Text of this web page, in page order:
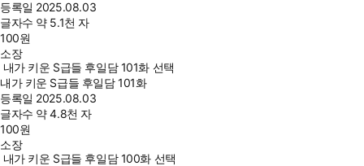
등록일 2025.08.03
글자수 약 5.1천 자
100원
소장
내가 키운 S급들 후일담 101화 선택
내가 키운 S급들 후일담 101화
등록일 2025.08.03
글자수 약 4.8천 자
100원
소장
내가 키운 S급들 후일담 100화 선택